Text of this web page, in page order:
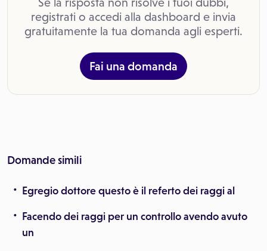
registrati o accedi alla dashboard e invia
gratuitamente la tua domanda agli esperti.
Fai una domanda
Domande simili
Egregio dottore questo è il referto dei raggi al
Facendo dei raggi per un controllo avendo avuto
un